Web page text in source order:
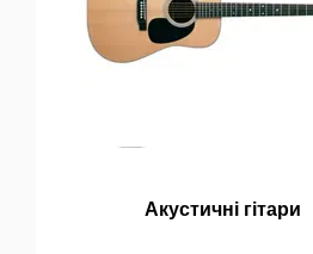
Акустичні гітари